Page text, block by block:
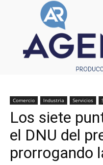
Comercio Industria Servicios
Los siete
el DNU del
prorrogando